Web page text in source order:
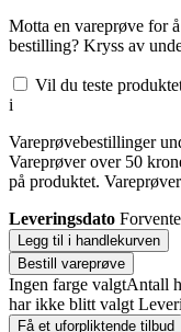
Motta en vareprøve for
bestilling? Kryss av
Vil du teste
i
Vareprøvebestillinger
Vareprøver over 50
på produktet.
Leveringsdato
Legg til i handlekurven
Bestill vareprøve
Ingen farge valgtAntall
har ikke blitt valgt
Få et uforpliktende tilbud